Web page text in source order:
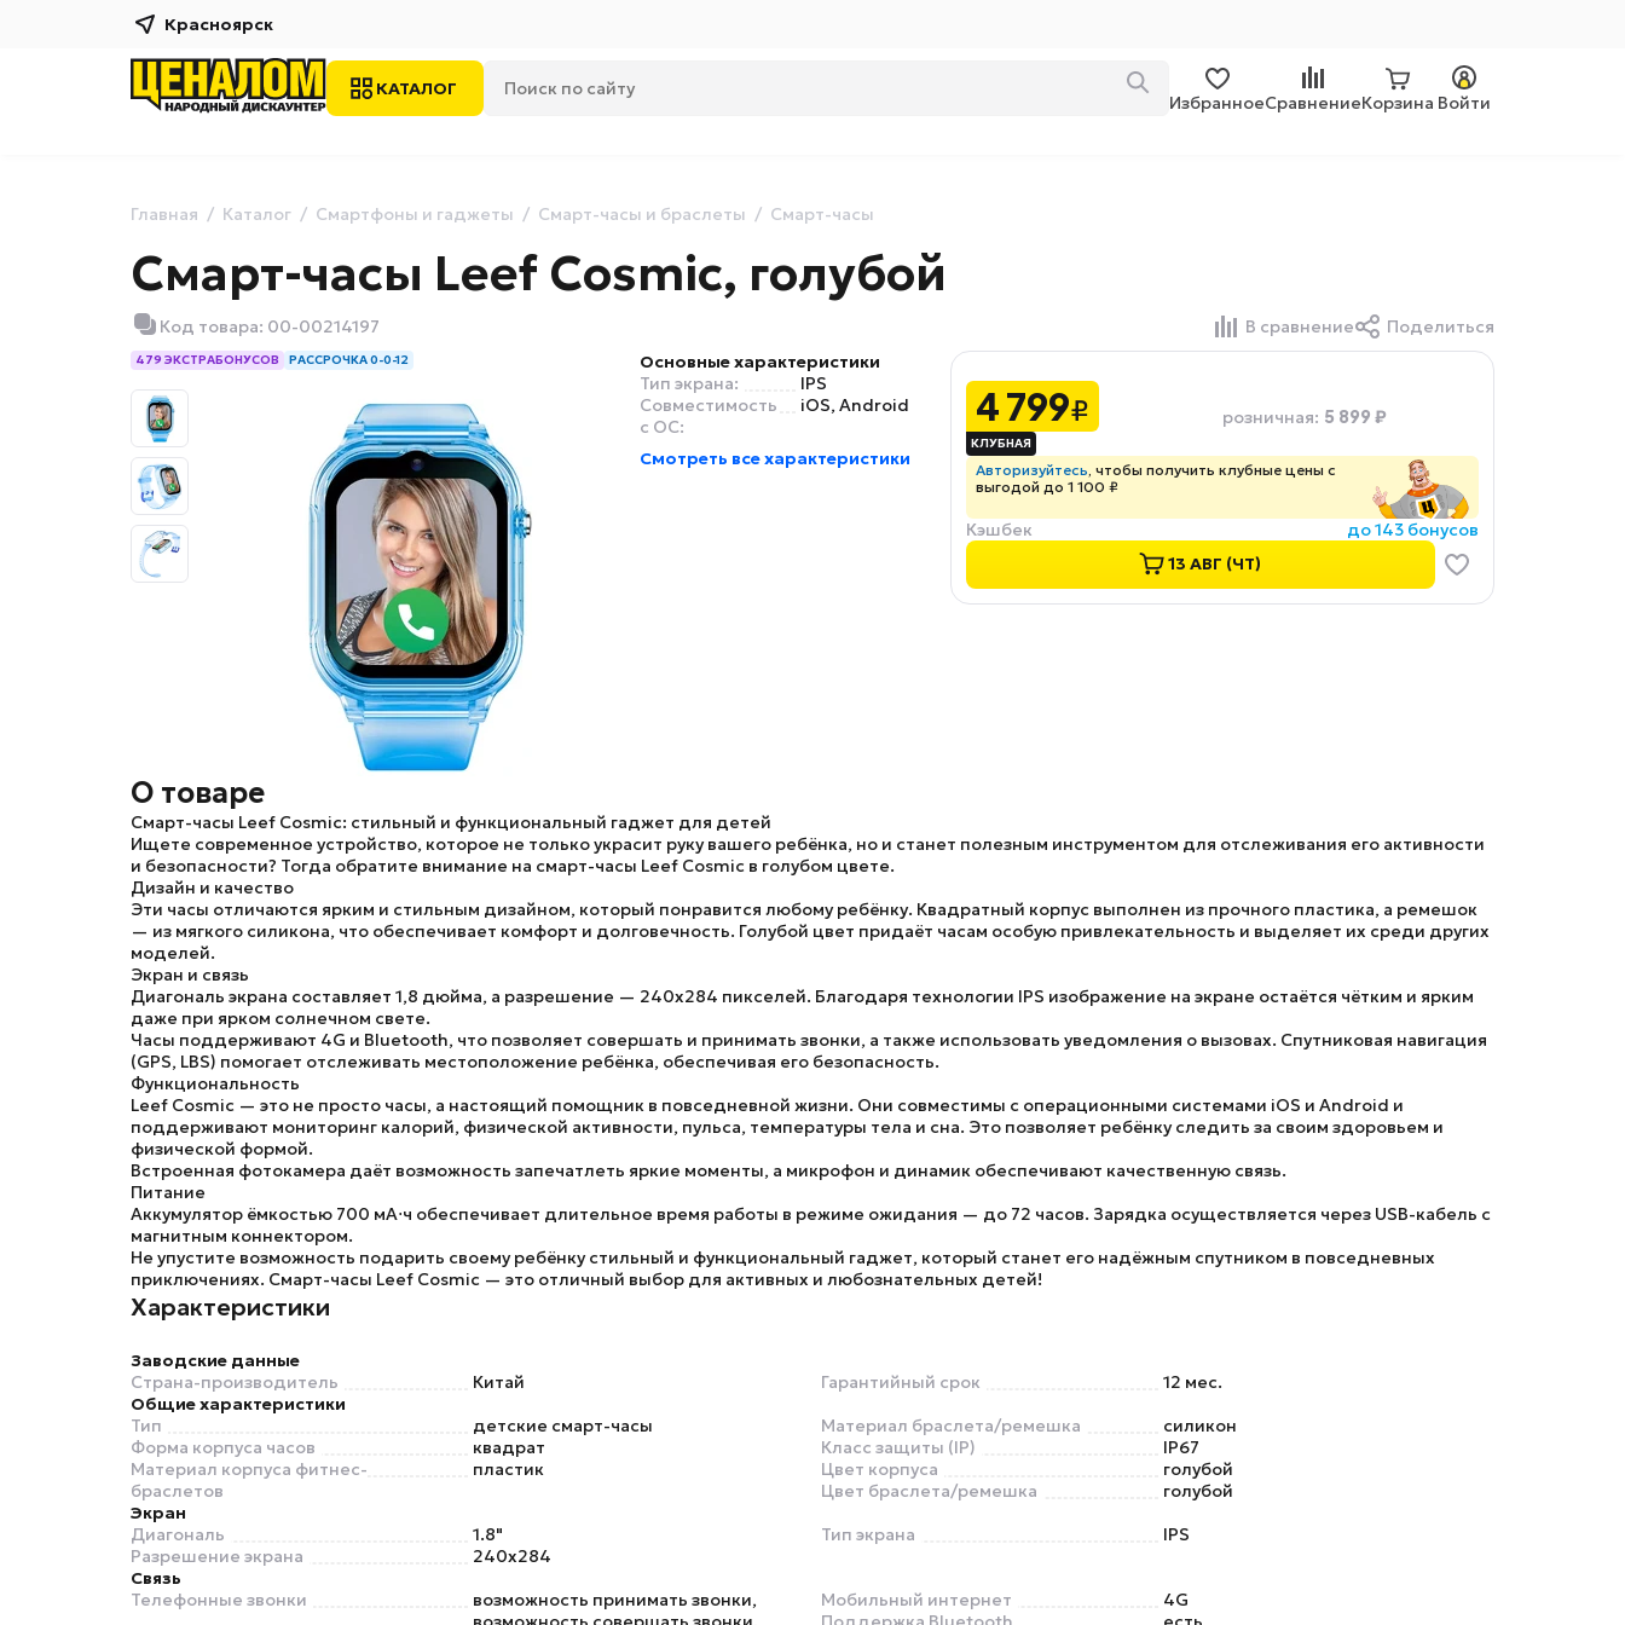
Красноярск
КАТАЛОГ
ИзбранноеСравнениеКорзина Войти
Главная Каталог Смартфоны и гаджеты Смарт-часы и браслеты Смарт-часы
Смарт-часы Leef Cosmic, голубой
Код товара: 00-00214197 В сравнение Поделиться
479 ЭКСТРАБОНУСОВ РАССРОЧКА 0-0-12
Основные характеристики
Тип экрана:
IPS
Совместимость
с ОС:
iOS, Android
Смотреть все характеристики
4 799₽ розничная: 5 899 ₽
Авторизуйтесь, чтобы получить клубные цены с
выгодой до 1 100 ₽
Кэшбек
до 143 бонусов
13 АВГ (ЧТ)
О товаре
Смарт-часы Leef Cosmic: стильный и функциональный гаджет для детей
Ищете современное устройство, которое не только украсит руку вашего ребёнка, но и станет полезным инструментом для отслеживания его активности
и безопасности? Тогда обратите внимание на смарт-часы Leef Cosmic в голубом цвете.
Дизайн и качество
Эти часы отличаются ярким и стильным дизайном, который понравится любому ребёнку. Квадратный корпус выполнен из прочного пластика, а ремешок
— из мягкого силикона, что обеспечивает комфорт и долговечность. Голубой цвет придаёт часам особую привлекательность и выделяет их среди других
моделей.
Экран и связь
Диагональ экрана составляет 1,8 дюйма, а разрешение — 240x284 пикселей. Благодаря технологии IPS изображение на экране остаётся чётким и ярким
даже при ярком солнечном свете.
Часы поддерживают 4G и Bluetooth, что позволяет совершать и принимать звонки, а также использовать уведомления о вызовах. Спутниковая навигация
(GPS, LBS) помогает отслеживать местоположение ребёнка, обеспечивая его безопасность.
Функциональность
Leef Cosmic — это не просто часы, а настоящий помощник в повседневной жизни. Они совместимы с операционными системами iOS и Android и
поддерживают мониторинг калорий, физической активности, пульса, температуры тела и сна. Это позволяет ребёнку следить за своим здоровьем и
физической формой.
Встроенная фотокамера даёт возможность запечатлеть яркие моменты, а микрофон и динамик обеспечивают качественную связь.
Питание
Аккумулятор ёмкостью 700 мА⋅ч обеспечивает длительное время работы в режиме ожидания — до 72 часов. Зарядка осуществляется через USB-кабель с
магнитным коннектором.
Не упустите возможность подарить своему ребёнку стильный и функциональный гаджет, который станет его надёжным спутником в повседневных
приключениях. Смарт-часы Leef Cosmic — это отличный выбор для активных и любознательных детей!
Характеристики
Заводские данные
Страна-производитель
Китай Гарантийный срок
12 мес.
Общие характеристики
Тип
детские смарт-часы
Форма корпуса часов
квадрат
Материал корпуса фитнес-
браслетов
пластик
Материал браслета/ремешка
силикон
Класс защиты (IP)
IP67
Цвет корпуса
голубой
Цвет браслета/ремешка
голубой
Экран
Диагональ
1.8"
Разрешение экрана
240x284
Тип экрана
IPS
Связь
Телефонные звонки
возможность принимать звонки,
Мобильный интернет
4G